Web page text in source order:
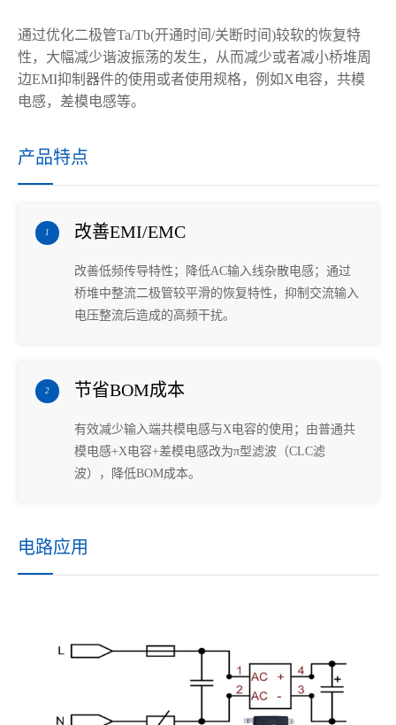
通过优化二极管Ta/Tb(开通时间/关断时间)较软的恢复特
性，大幅减少谐波振荡的发生，从而减少或者减小桥堆周
边EMI抑制器件的使用或者使用规格，例如X电容，共模
电感，差模电感等。
产品特点
1 改善EMI/EMC
改善低频传导特性；降低AC输入线杂散电感；通过
桥堆中整流二极管较平滑的恢复特性，抑制交流输入
电压整流后造成的高频干扰。
2 节省BOM成本
有效减少输入端共模电感与X电容的使用；由普通共
模电感+X电容+差模电感改为π型滤波（CLC滤
波），降低BOM成本。
电路应用